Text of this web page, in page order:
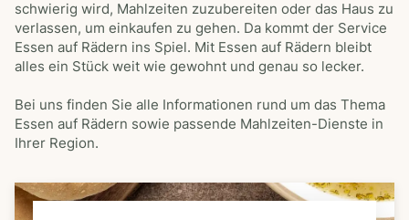
schwierig wird, Mahlzeiten zuzubereiten oder das Haus zu
verlassen, um einkaufen zu gehen. Da kommt der Service
Essen auf Rädern ins Spiel. Mit Essen auf Rädern bleibt
alles ein Stück weit wie gewohnt und genau so lecker.
Bei uns finden Sie alle Informationen rund um das Thema
Essen auf Rädern sowie passende Mahlzeiten-Dienste in
Ihrer Region.